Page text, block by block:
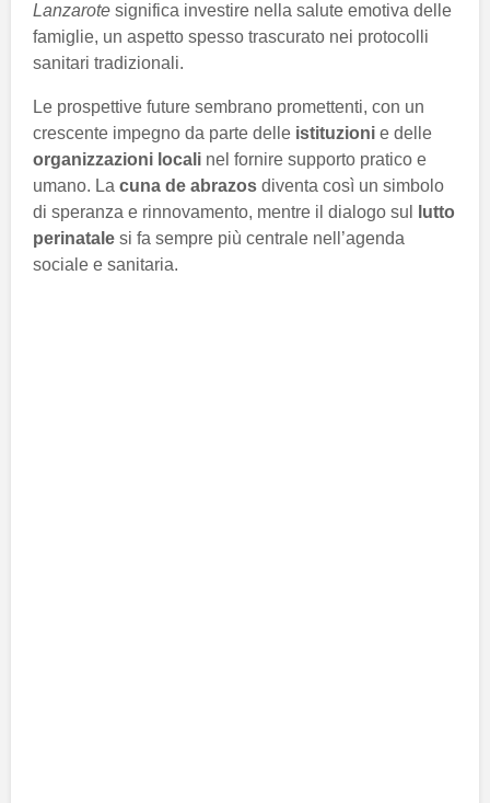
Lanzarote significa investire nella salute emotiva delle
famiglie, un aspetto spesso trascurato nei protocolli
sanitari tradizionali.
Le prospettive future sembrano promettenti, con un
crescente impegno da parte delle istituzioni e delle
organizzazioni locali nel fornire supporto pratico e
umano. La cuna de abrazos diventa così un simbolo
di speranza e rinnovamento, mentre il dialogo sul
lutto
perinatale si fa sempre più centrale nell’agenda
sociale e sanitaria.